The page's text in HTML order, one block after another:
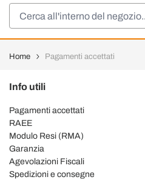
Home Pagamenti accettati
Info utili
Pagamenti accettati
RAEE
Modulo Resi (RMA)
Garanzia
Agevolazioni Fiscali
Spedizioni e consegne